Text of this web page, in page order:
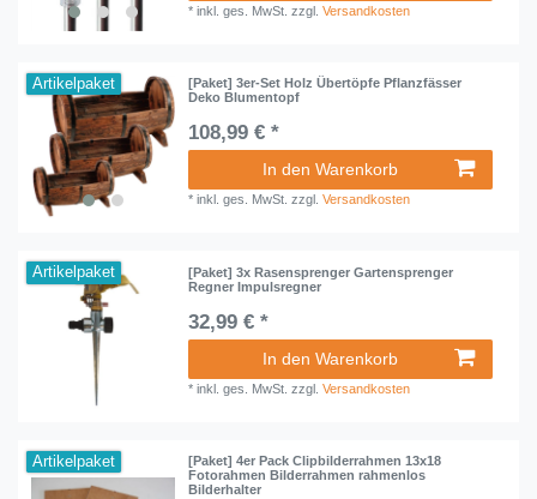
*inkl. ges. MwSt. zzgl.Versandkosten
Artikelpaket
[Paket] 3er-Set Holz Übertöpfe Pflanzfässer
Deko Blumentopf
108,99 € *
In den Warenkorb
*inkl. ges. MwSt. zzgl.Versandkosten
Artikelpaket
[Paket] 3x Rasensprenger Gartensprenger
Regner Impulsregner
32,99 € *
In den Warenkorb
*inkl. ges. MwSt. zzgl.Versandkosten
Artikelpaket
[Paket] 4er Pack Clipbilderrahmen 13x18
Fotorahmen Bilderrahmen rahmenlos
Bilderhalter